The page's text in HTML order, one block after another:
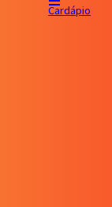
Cardápio